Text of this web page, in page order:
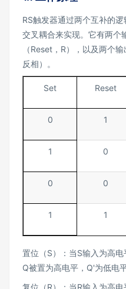
RS触发器通过两个互补的逻
交叉耦合来实现。它有两个
（Reset，R），以及两个
反相）。
Set Reset
0 1
1 0
0 0
1 1
置位（S）：当S输入为高
Q被置为高电平，Q'为低电平
复位（R）：当R输入为高